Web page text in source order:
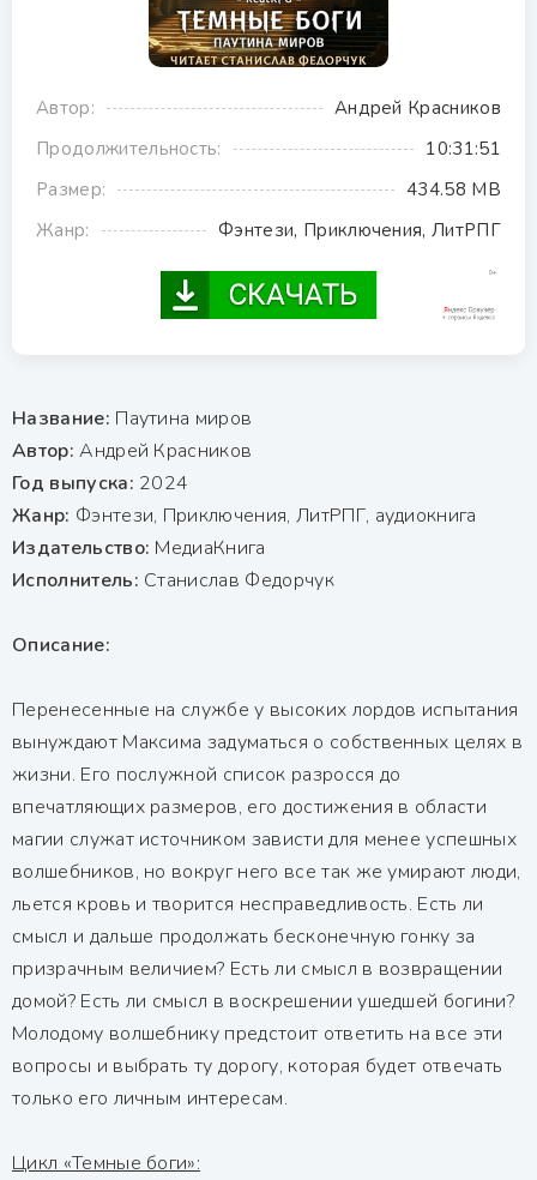
Автор:
Андрей Красников
Продолжительность:
10:31:51
Размер:
434.58 MB
Жанр:
Фэнтези, Приключения, ЛитРПГ
Название: Паутина миров
Автор: Андрей Красников
Год выпуска: 2024
Жанр: Фэнтези, Приключения, ЛитРПГ, аудиокнига
Издательство: МедиаКнига
Исполнитель: Станислав Федорчук
Описание:
Перенесенные на службе у высоких лордов испытания
вынуждают Максима задуматься о собственных целях в
жизни. Его послужной список разросся до
впечатляющих размеров, его достижения в области
магии служат источником зависти для менее успешных
волшебников, но вокруг него все так же умирают люди,
льется кровь и творится несправедливость. Есть ли
смысл и дальше продолжать бесконечную гонку за
призрачным величием? Есть ли смысл в возвращении
домой? Есть ли смысл в воскрешении ушедшей богини?
Молодому волшебнику предстоит ответить на все эти
вопросы и выбрать ту дорогу, которая будет отвечать
только его личным интересам.
Цикл «Темные боги»: